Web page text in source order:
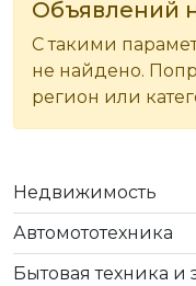
Объявлений
С такими
не найдено.
регион или
Недвижимость
Автомототехника
Бытовая техника и